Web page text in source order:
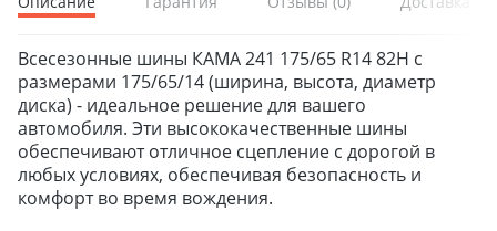
Всесезонные шины КАМА 241 175/65 R14 82H с
размерами 175/65/14 (ширина, высота, диаметр
диска) - идеальное решение для вашего
автомобиля. Эти высококачественные шины
обеспечивают отличное сцепление с дорогой в
любых условиях, обеспечивая безопасность и
комфорт во время вождения.